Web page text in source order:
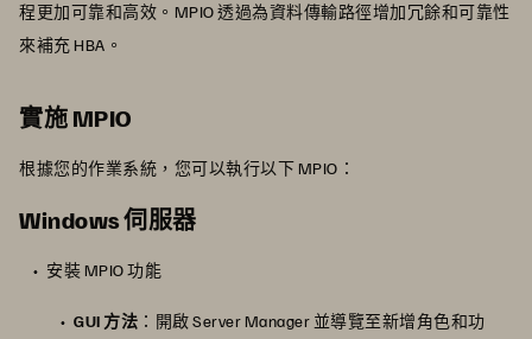
程更加可靠和高效。MPIO 透過為資料傳輸路徑增加冗餘和可靠性
來補充 HBA。
實施 MPIO
根據您的作業系統，您可以執行以下 MPIO：
Windows 伺服器
安裝 MPIO 功能
GUI 方法 ：開啟 Server Manager 並導覽至新增角色和功